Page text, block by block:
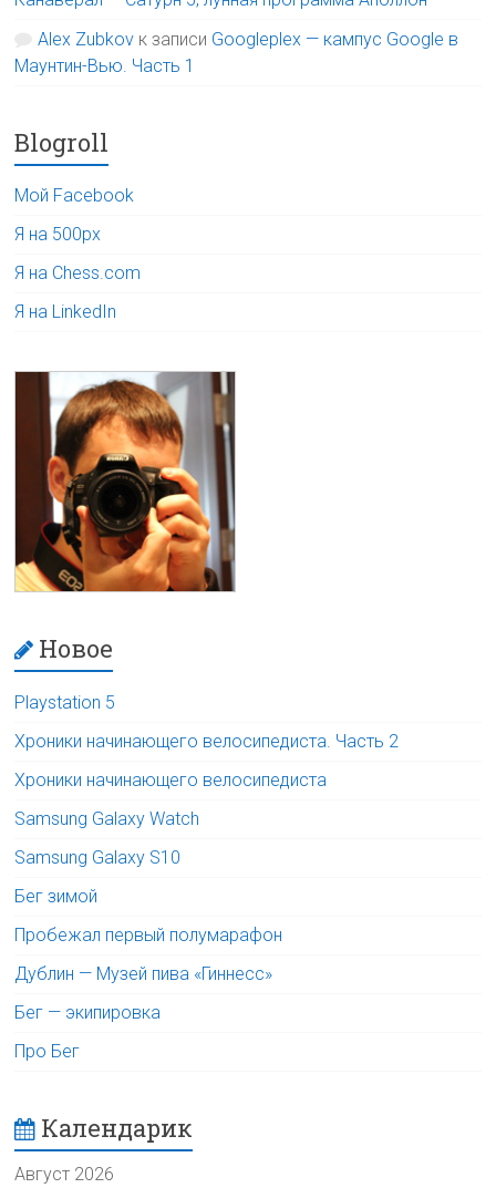
Alex Zubkov к записи Googleplex — кампус Google в
Маунтин-Вью. Часть 1
Blogroll
Мой Facebook
Я на 500px
Я на Chess.com
Я на LinkedIn
Новое
Playstation 5
Хроники начинающего велосипедиста. Часть 2
Хроники начинающего велосипедиста
Samsung Galaxy Watch
Samsung Galaxy S10
Бег зимой
Пробежал первый полумарафон
Дублин — Музей пива «Гиннесс»
Бег — экипировка
Про Бег
Календарик
Август 2026